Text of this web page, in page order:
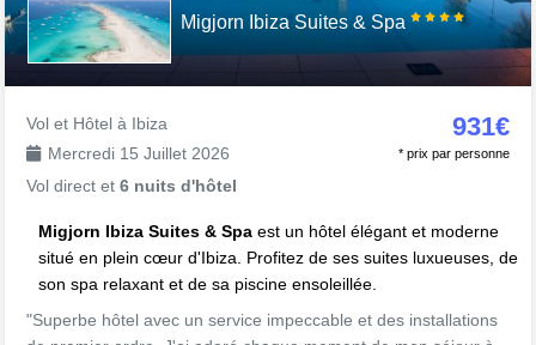
Migjorn Ibiza Suites & Spa
Vol et Hôtel à Ibiza
Mercredi 15 Juillet 2026
Vol direct et6 nuits d'hôtel
931€
* prix par personne
Migjorn Ibiza Suites & Spa est un hôtel élégant et moderne
situé en plein cœur d'Ibiza. Profitez de ses suites luxueuses, de
son spa relaxant et de sa piscine ensoleillée.
"Superbe hôtel avec un service impeccable et des installations